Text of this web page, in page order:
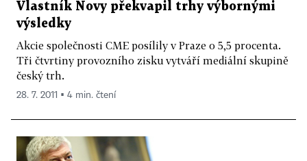
Vlastník Novy překvapil trhy výbornými
výsledky
Akcie společnosti CME posílily v Praze o 5,5 procenta.
Tři čtvrtiny provozního zisku vytváří mediální skupině
český trh.
28. 7. 2011 ▪ 4 min. čtení